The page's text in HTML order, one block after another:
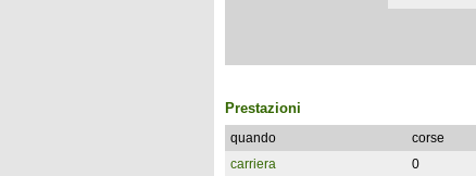
Prestazioni
quando corse
carriera
0